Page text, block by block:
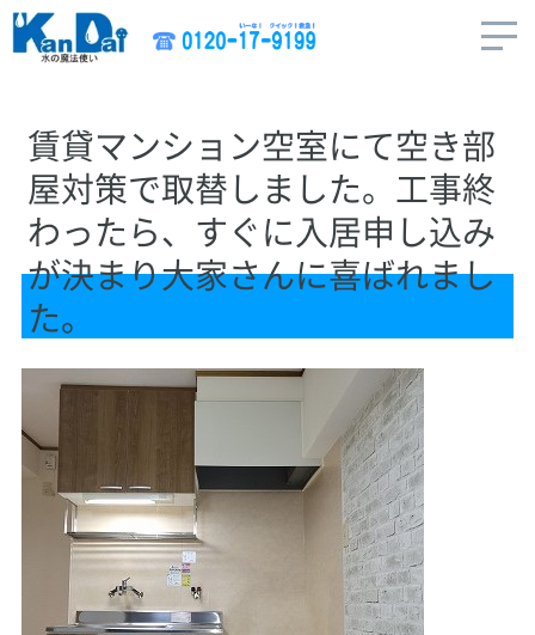
賃貸マンション空室にて空き部
屋対策で取替しました。工事終
わったら、すぐに入居申し込み
が決まり大家さんに喜ばれまし
た。